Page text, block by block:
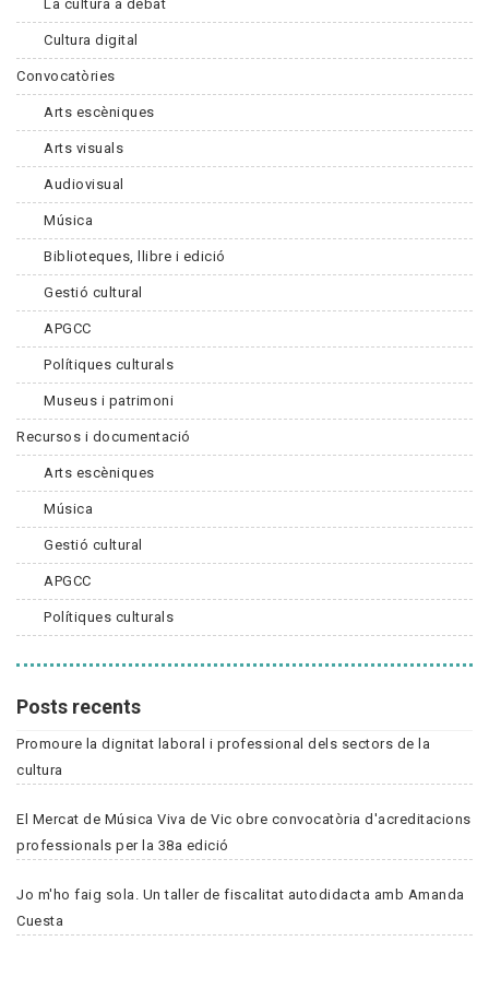
La cultura a debat
Cultura digital
Convocatòries
Arts escèniques
Arts visuals
Audiovisual
Música
Biblioteques, llibre i edició
Gestió cultural
APGCC
Polítiques culturals
Museus i patrimoni
Recursos i documentació
Arts escèniques
Música
Gestió cultural
APGCC
Polítiques culturals
Posts recents
Promoure la dignitat laboral i professional dels sectors de la
cultura
El Mercat de Música Viva de Vic obre convocatòria d'acreditacions
professionals per la 38a edició
Jo m'ho faig sola. Un taller de fiscalitat autodidacta amb Amanda
Cuesta